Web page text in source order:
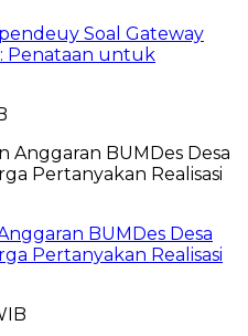
Soal Gateway
Penataan untuk
BUMDes Desa
Pertanyakan Realisasi